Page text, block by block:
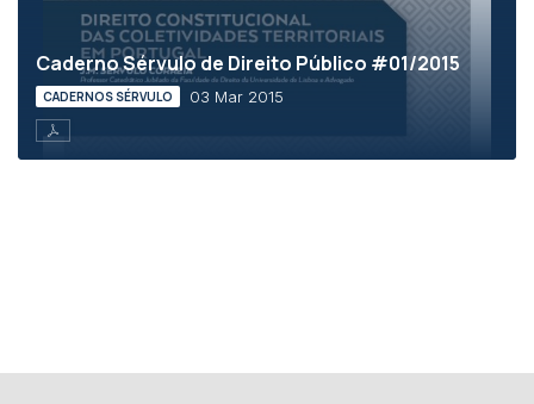
Caderno Sérvulo de Direito Público #01/2015
CADERNOS SÉRVULO 03 Mar 2015